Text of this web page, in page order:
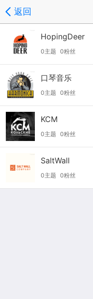
返回
HopingDeer
0主题 0粉丝
口琴音乐
0主题 0粉丝
KCM
0主题 0粉丝
SaltWall
0主题 0粉丝